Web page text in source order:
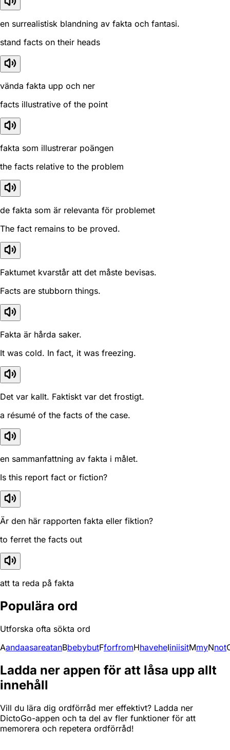
en surrealistisk blandning av fakta och fantasi.
stand facts on their heads
vända fakta upp och ner
facts illustrative of the point
fakta som illustrerar poängen
the facts relative to the problem
de fakta som är relevanta för problemet
The fact remains to be proved.
Faktumet kvarstår att det måste bevisas.
Facts are stubborn things.
Fakta är hårda saker.
It was cold. In fact, it was freezing.
Det var kallt. Faktiskt var det frostigt.
a résumé of the facts of the case.
en sammanfattning av fakta i målet.
Is this report fact or fiction?
Är den här rapporten fakta eller fiktion?
to ferret the facts out
att ta reda på fakta
Populära ord
Utforska ofta sökta ord
AandaasareatanBbebybutFforfromHhaveheIiniisitMmyNnot
Ladda ner appen för att låsa upp allt
innehåll
Vill du lära dig ordförråd mer effektivt? Ladda ner
DictoGo-appen och ta del av fler funktioner för att
memorera och repetera ordförråd!